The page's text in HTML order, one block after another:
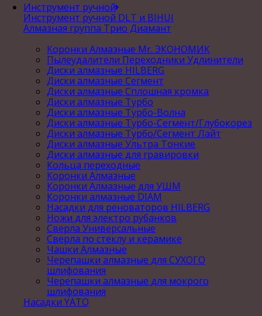
Инструмент ручной
Инструмент ручной DLT и BIHUI
Алмазная группа Трио Диамант
Коронки Алмазные Mr. ЭКОНОМИК
Пылеудалители Переходники Удлинители
Диски алмазные HILBERG
Диски алмазные Сегмент
Диски алмазные Сплошная кромка
Диски алмазные Турбо
Диски алмазные Турбо-Волна
Диски алмазные Турбо-Сегмент/Глубокорез
Диски алмазные Турбо/Сегмент Лайт
Диски алмазные Ультра Тонкие
Диски алмазные для гравировки
Кольца переходные
Коронки Алмазные
Коронки Алмазные для УШМ
Коронки алмазные DIAM
Насадки для реноваторов HILBERG
Ножи для электро рубанков
Сверла Универсальные
Сверла по стеклу и керамике
Чашки Алмазные
Черепашки алмазные для СУХОГО
шлифования
Черепашки алмазные для мокрого
шлифования
Насадки YATO